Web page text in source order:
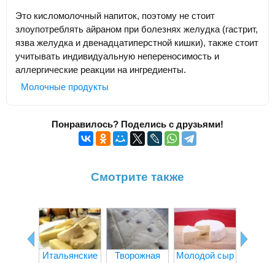
Это кисломолочный напиток, поэтому не стоит
злоупотреблять айраном при болезнях желудка (гастрит,
язва желудка и двенадцатиперстной кишки), также стоит
учитывать индивидуальную непереносимость и
аллергические реакции на ингредиенты.
Молочные продукты
Понравилось? Поделись с друзьями!
Смотрите также
Итальянские
Творожная
Молодой сыр